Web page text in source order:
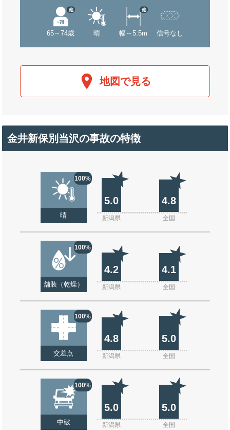
65～74歳
他
晴 幅～5.5m
他
信号なし
地図で見る
金井新保別当沢の事故の特徴
100%
晴
5.0 4.8
新潟県 全国
100%
舗装（乾燥）
4.2 4.1
新潟県 全国
100%
交差点
4.8 5.0
新潟県 全国
100%
中破
5.0 5.0
新潟県 全国